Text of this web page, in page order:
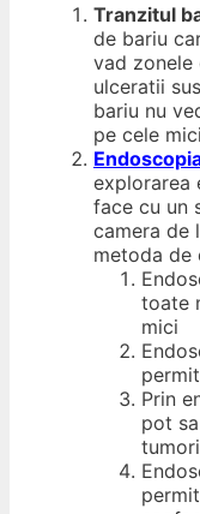
Tranzitul
de bariu
vad zonele
ulceratii
bariu nu
pe cele
explorarea
face cu un
camera de
metoda de
toate
mici
Prin
pot
tumori